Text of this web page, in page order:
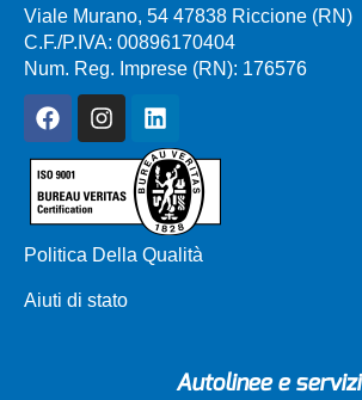
Viale Murano, 54 47838 Riccione (RN)
C.F./P.IVA: 00896170404
Num. Reg. Imprese (RN): 176576
Politica Della Qualità
Aiuti di stato
Autolinee e servizi